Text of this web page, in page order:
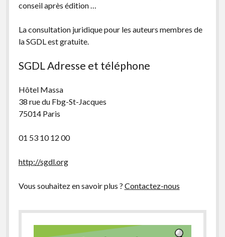
conseil après édition …
La consultation juridique pour les auteurs membres de
la SGDL est gratuite.
SGDL Adresse et téléphone
Hôtel Massa
38 rue du Fbg-St-Jacques
75014 Paris
01 53 10 12 00
http://sgdl.org
Vous souhaitez en savoir plus ? Contactez-nous